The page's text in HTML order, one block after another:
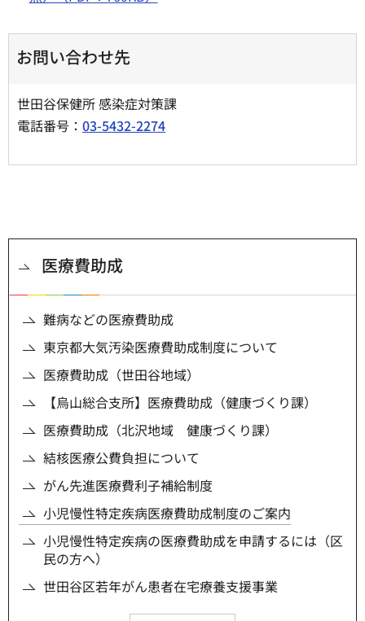
お問い合わせ先
世田谷保健所 感染症対策課
電話番号： 03-5432-2274
医療費助成
難病などの医療費助成
東京都大気汚染医療費助成制度について
医療費助成（世田谷地域）
【烏山総合支所】医療費助成（健康づくり課）
医療費助成（北沢地域 健康づくり課）
結核医療公費負担について
がん先進医療費利子補給制度
小児慢性特定疾病医療費助成制度のご案内
小児慢性特定疾病の医療費助成を申請するには（区
民の方へ）
世田谷区若年がん患者在宅療養支援事業